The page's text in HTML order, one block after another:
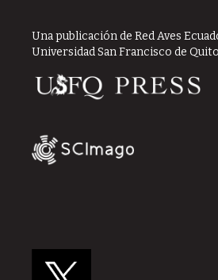
Una publicación de Red Aves
Universidad San Francisco de Quito